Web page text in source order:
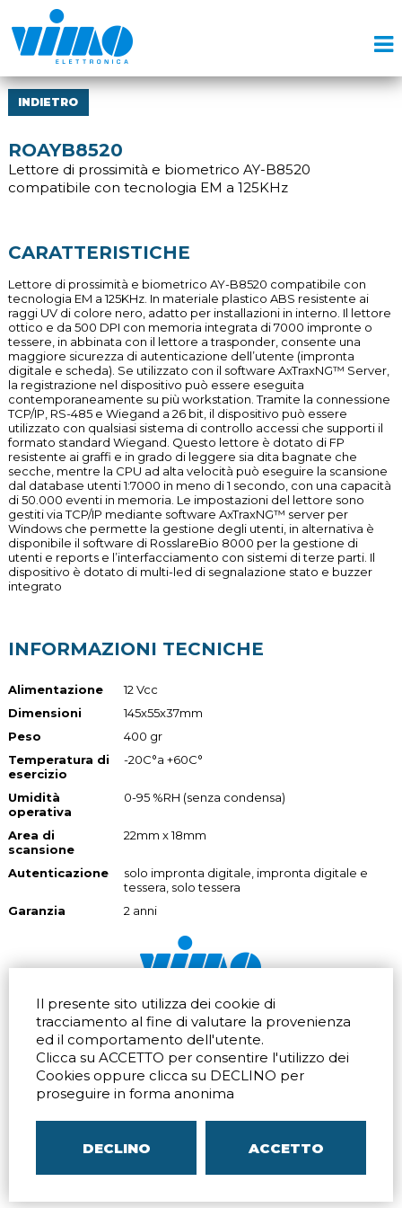
Il presente sito utilizza dei cookie di
tracciamento al fine di valutare la provenienza
ed il comportamento dell'utente.
Clicca su ACCETTO per consentire l'utilizzo dei
Cookies oppure clicca su DECLINO per
proseguire in forma anonima
DECLINO ACCETTO
INDIETRO
ROAYB8520
Lettore di prossimità e biometrico AY-B8520
compatibile con tecnologia EM a 125KHz
CARATTERISTICHE
Lettore di prossimità e biometrico AY-B8520 compatibile con
tecnologia EM a 125KHz. In materiale plastico ABS resistente ai
raggi UV di colore nero, adatto per installazioni in interno. Il lettore
ottico e da 500 DPI con memoria integrata di 7000 impronte o
tessere, in abbinata con il lettore a trasponder, consente una
maggiore sicurezza di autenticazione dell’utente (impronta
digitale e scheda). Se utilizzato con il software AxTraxNG™ Server,
la registrazione nel dispositivo può essere eseguita
contemporaneamente su più workstation. Tramite la connessione
TCP/IP, RS-485 e Wiegand a 26 bit, il dispositivo può essere
utilizzato con qualsiasi sistema di controllo accessi che supporti il
formato standard Wiegand. Questo lettore è dotato di FP
resistente ai graffi e in grado di leggere sia dita bagnate che
secche, mentre la CPU ad alta velocità può eseguire la scansione
dal database utenti 1:7000 in meno di 1 secondo, con una capacità
di 50.000 eventi in memoria. Le impostazioni del lettore sono
gestiti via TCP/IP mediante software AxTraxNG™ server per
Windows che permette la gestione degli utenti, in alternativa è
disponibile il software di RosslareBio 8000 per la gestione di
utenti e reports e l’interfacciamento con sistemi di terze parti. Il
dispositivo è dotato di multi-led di segnalazione stato e buzzer
integrato
INFORMAZIONI TECNICHE
Alimentazione
12 Vcc
Dimensioni
145x55x37mm
Peso
400 gr
Temperatura di
esercizio
-20C°a +60C°
Umidità
operativa
0-95 %RH (senza condensa)
Area di
scansione
22mm x 18mm
Autenticazione
solo impronta digitale, impronta digitale e
tessera, solo tessera
Garanzia
2 anni
Via dell'artigianato 32Q
20865 Usmate Velate (MB)
Indicazioni Stradali
Tel. +39 039 672520
Fax +39 039 672568
Email
Via Pontina 583
Roma (RM) 00128
Tel.+39 06 80079273
Indicazioni Stradali
Via San Crispino 64
Padova (PD) 35129
P.IVA00804240968 05096770150– C.C.I.A.A. di